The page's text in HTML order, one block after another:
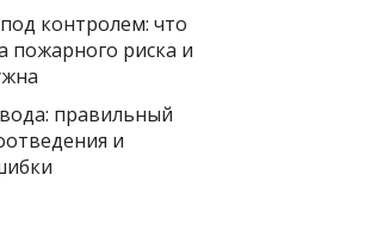
контролем: что
пожарного риска и
правильный
и